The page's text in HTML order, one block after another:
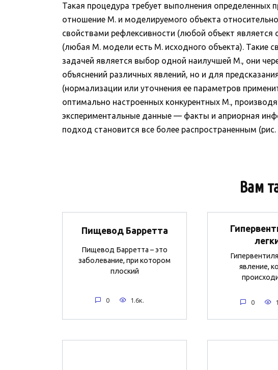
Такая процедура требует выполнения определенных
отношение М. и моделируемого объекта
свойствами рефлексивности (любой объект
(любая М. модели есть М. исходного объекта). Такие
задачей является выбор одной наилучшей М., они
объяснений различных явлений, но и для
(нормализации или уточнения ее параметров
оптимально настроенных конкурентных М.,
экспериментальные данные — факты и априорная
подход становится все более распространенным (рис.
Вам
Пищевод Барретта
Пищевод Барретта – это
заболевание, при котором
плоский
0 1.6к.
явление,
0